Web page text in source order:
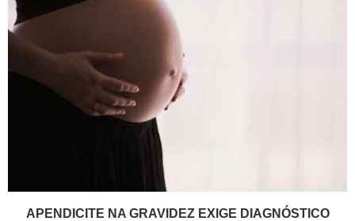
APENDICITE NA GRAVIDEZ EXIGE DIAGNÓSTICO